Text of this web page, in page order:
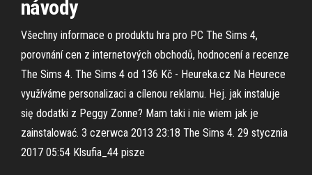
návody
Všechny informace o produktu hra pro PC The Sims 4,
porovnání cen z internetových obchodů, hodnocení a recenze
The Sims 4. The Sims 4 od 136 Kč - Heureka.cz Na Heurece
využíváme personalizaci a cílenou reklamu. Hej. jak instaluje
się dodatki z Peggy Zonne? Mam taki i nie wiem jak je
zainstalować. 3 czerwca 2013 23:18 The Sims 4. 29 stycznia
2017 05:54 Klsufia_44 pisze